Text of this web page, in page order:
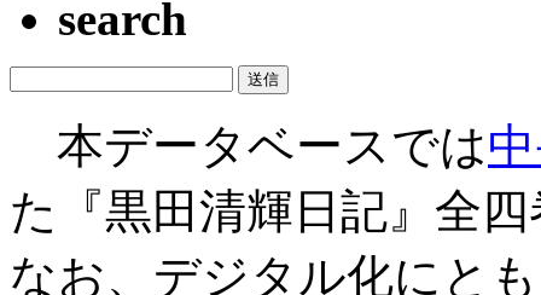
search
本データベースでは
た『黒田清輝日記』全
なお、デジタル化にと